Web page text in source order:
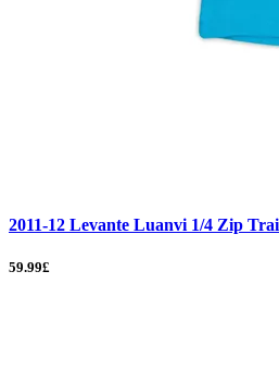
2011-12 Levante Luanvi 1/4 Zip
59.99£